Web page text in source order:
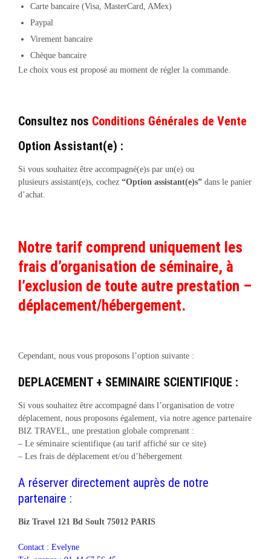
Carte bancaire (Visa, MasterCard, AMex)
Paypal
Virement bancaire
Chèque bancaire
Le choix vous est proposé au moment de régler la commande.
Consultez nos Conditions Générales de Vente
Option Assistant(e) :
Si vous souhaitez être accompagné(e)s par un(e) ou
plusieurs assistant(e)s, cochez “Option assistant(e)s” dans le panier
d’achat.
Notre tarif comprend uniquement les
frais d’organisation de séminaire, à
l’exclusion de toute autre prestation –
déplacement/hébergement.
Cependant, nous vous proposons l’option suivante :
DEPLACEMENT + SEMINAIRE SCIENTIFIQUE :
Si vous souhaitez être accompagné dans l’organisation de votre
déplacement, nous proposons également, via notre agence partenaire
BIZ TRAVEL, une prestation globale comprenant :
– Le séminaire scientifique (au tarif affiché sur ce site)
– Les frais de déplacement et/ou d’hébergement
A réserver directement auprès de notre
partenaire :
Biz Travel 121 Bd Soult 75012 PARIS
Contact : Evelyne